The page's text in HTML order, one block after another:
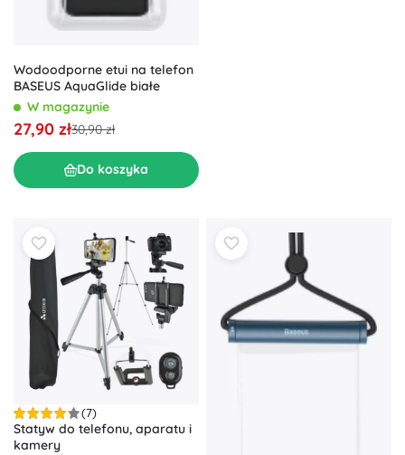
Wodoodporne etui na telefon
BASEUS AquaGlide białe
W magazynie
27,90 zł30,90 zł
Do koszyka
(7)
Statyw do telefonu, aparatu i
kamery